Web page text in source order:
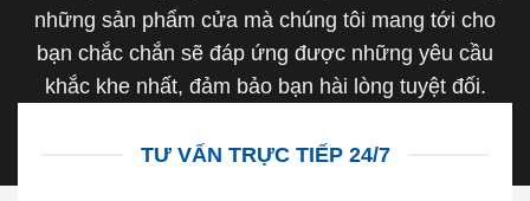
những sản phẩm cửa mà chúng tôi mang tới cho
bạn chắc chắn sẽ đáp ứng được những yêu cầu
khắc khe nhất, đảm bảo bạn hài lòng tuyệt đối.
TƯ VẤN TRỰC TIẾP 24/7